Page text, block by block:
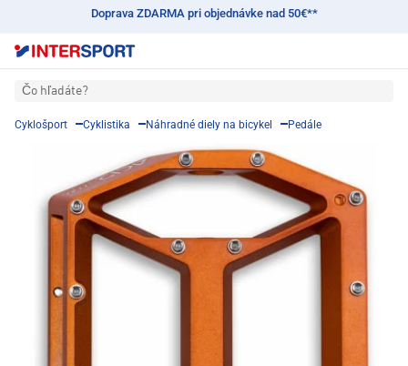
Doprava ZDARMA pri objednávke nad 50€**
Čo hľadáte?
Cyklošport Cyklistika Náhradné diely na bicykel Pedále